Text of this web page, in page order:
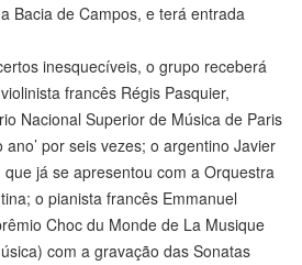
Bacia de Campos, e terá entrada
inesquecíveis, o grupo receberá
francês Régis Pasquier,
Nacional Superior de Música de Paris
ano’ por seis vezes; o argentino Javier
já se apresentou com a Orquestra
o pianista francês Emmanuel
Choc du Monde de La Musique
com a gravação das Sonatas